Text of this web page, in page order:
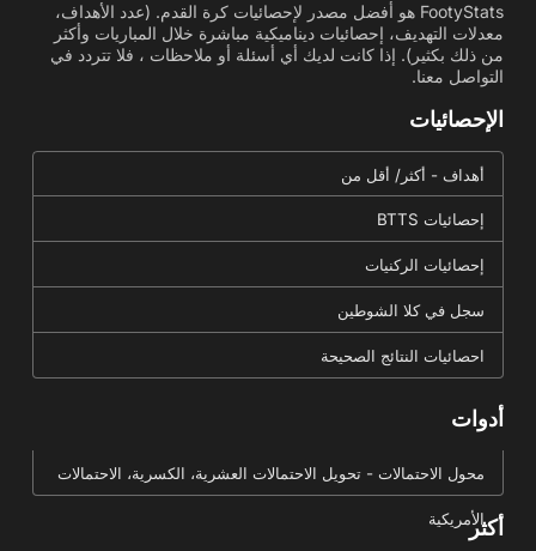
FootyStats هو أفضل مصدر لإحصائيات كرة القدم. (عدد الأهداف،
معدلات التهديف، إحصائيات ديناميكية مباشرة خلال المباريات وأكثر
من ذلك بكثير). إذا كانت لديك أي أسئلة أو ملاحظات ، فلا تتردد في
التواصل معنا.
الإحصائيات
أهداف - أكثر/ أقل من
إحصائيات BTTS
إحصائيات الركنيات
سجل في كلا الشوطين
احصائيات النتائج الصحيحة
أدوات
محول الاحتمالات - تحويل الاحتمالات العشرية، الكسرية، الاحتمالات
الأمريكيةأكثر